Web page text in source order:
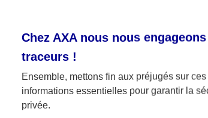
Chez AXA nous nous
traceurs !
Ensemble, mettons fin aux préjugés sur
informations essentielles pour garantir la
privée.